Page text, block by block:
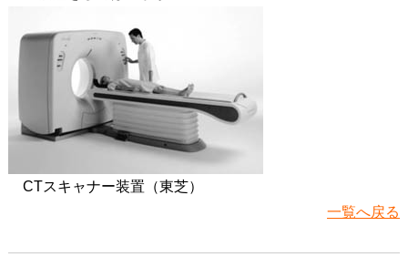
CTスキャナー装置（東芝）
一覧へ戻る